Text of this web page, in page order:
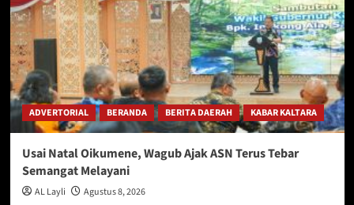
ADVERTORIAL BERANDA BERITA DAERAH KABAR KALTARA
Usai Natal Oikumene, Wagub Ajak ASN Terus Tebar
Semangat Melayani
AL Layli Agustus 8, 2026